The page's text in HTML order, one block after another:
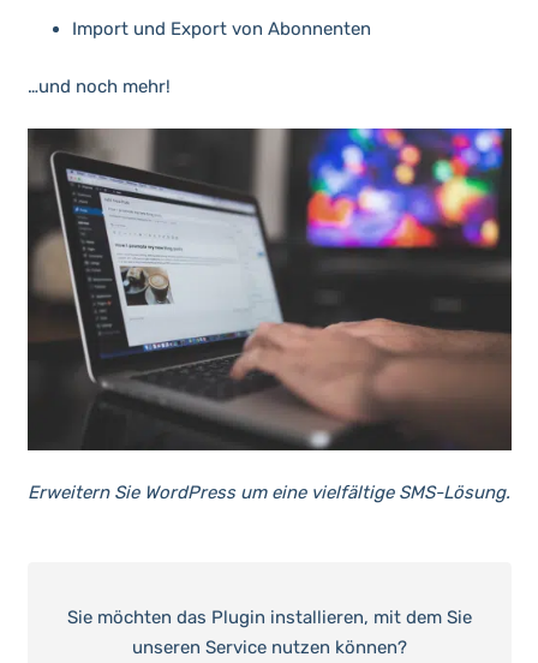
Import und Export von Abonnenten
…und noch mehr!
Erweitern Sie WordPress um eine vielfältige SMS-Lösung.
Sie möchten das Plugin installieren, mit dem Sie
unseren Service nutzen können?